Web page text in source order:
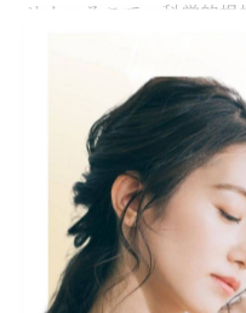
せん。そこで、科学的
まず、バストアップ方
があるか」「長期的な
果が学術的に認められ
大切です。例えば、単
なる”という話は根拠が
摂取などは間接的にバ